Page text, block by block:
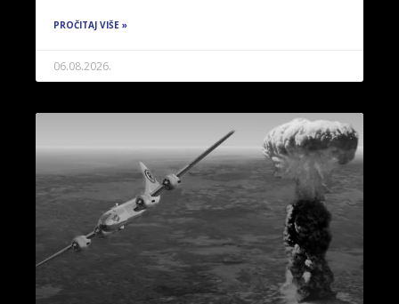
PROČITAJ VIŠE »
06.08.2026.